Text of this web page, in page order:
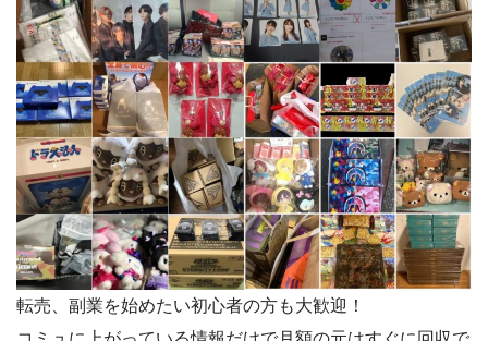
転売、副業を始めたい初心者の方も大歓迎！